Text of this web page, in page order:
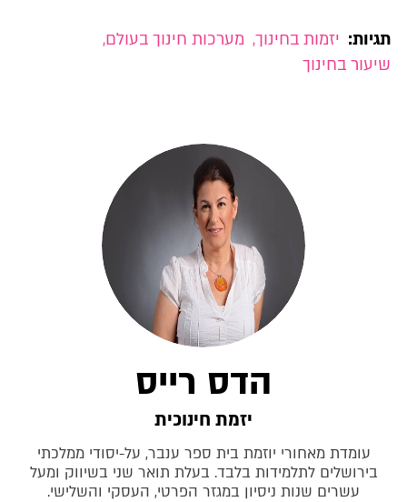
תגיות: יזמות בחינוך, מערכות חינוך בעולם,
שיעור בחינוך
הדס רייס
יזמת חינוכית
עומדת מאחורי יוזמת בית ספר ענבר, על-יסודי ממלכתי
בירושלים לתלמידות בלבד. בעלת תואר שני בשיווק ומעל
עשרים שנות ניסיון במגזר הפרטי, העסקי והשלישי.